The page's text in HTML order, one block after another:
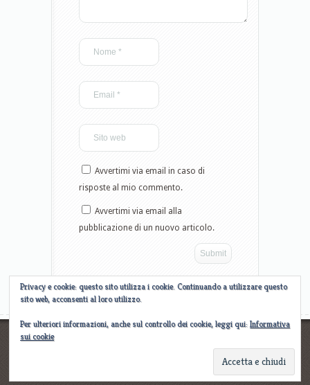
Avvertimi via email in caso di
risposte al mio commento.
Avvertimi via email alla
pubblicazione di un nuovo articolo.
Privacy e cookie: questo sito utilizza i cookie. Continuando a utilizzare questo
sito web, acconsenti al loro utilizzo.
Per ulteriori informazioni, anche sul controllo dei cookie, leggi qui: Informativa
sui cookie